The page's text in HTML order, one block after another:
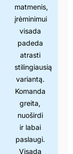
nuo
visos
kavos,
ir gauni
matmenis,
įrėminimui
visada
padeda
atrasti
stilingiausią
variantą.
Komanda
greita,
nuoširdi
ir labai
paslaugi.
Visada